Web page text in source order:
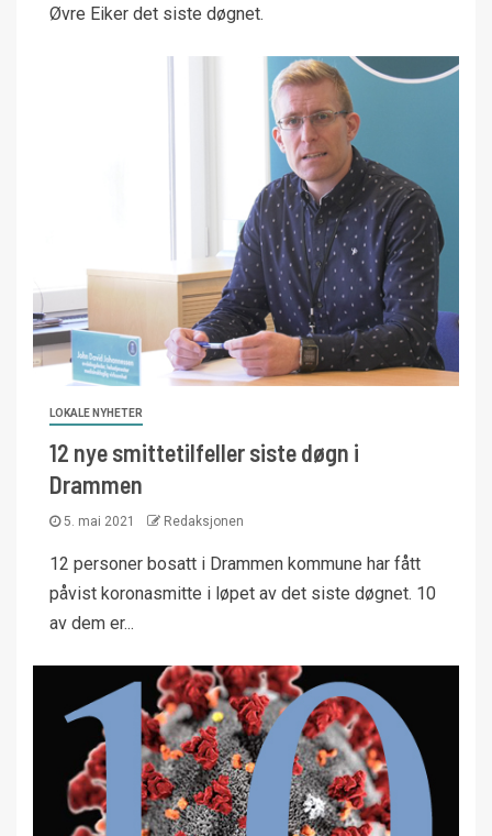
Øvre Eiker det siste døgnet.
LOKALE NYHETER
12 nye smittetilfeller siste døgn i
Drammen
5. mai 2021 Redaksjonen
12 personer bosatt i Drammen kommune har fått
påvist koronasmitte i løpet av det siste døgnet. 10
av dem er...